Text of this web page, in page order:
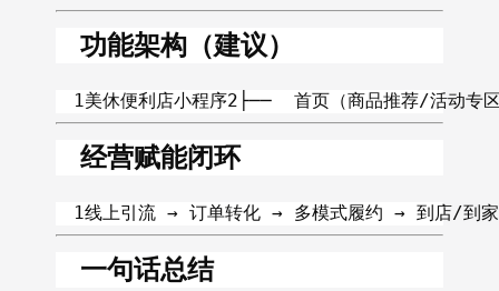
功能架构（建议）
1美休便利店小程序2├──  首页（商品推荐/活动
经营赋能闭环
1线上引流 → 订单转化 → 多模式履约 → 到店/
一句话总结